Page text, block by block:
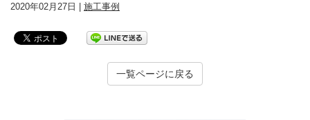
2020年02月27日 | 施工事例
一覧ページに戻る